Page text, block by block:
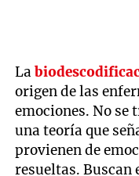
La
origen de las
emociones. No se
una teoría que
provienen de
resueltas. Buscan